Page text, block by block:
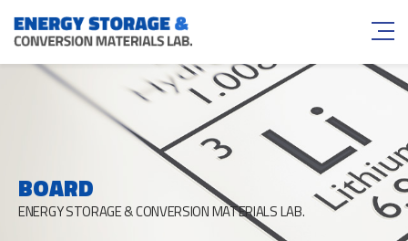
BOARD
ENERGY STORAGE & CONVERSION MATERIALS LAB.